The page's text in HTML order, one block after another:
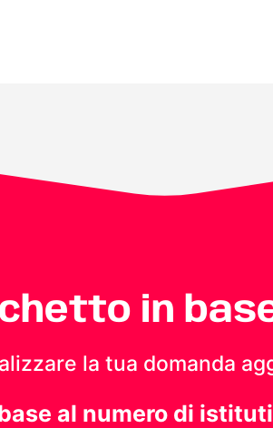
in
la tua domanda
al numero di